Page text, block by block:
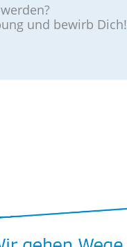
und bewirb Dich!